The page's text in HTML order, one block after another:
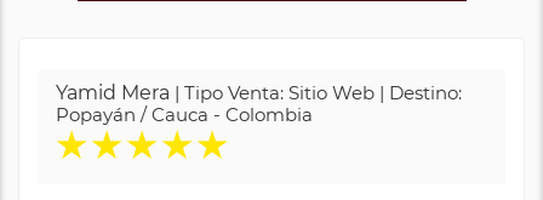
Yamid Mera | Tipo Venta: Sitio Web | Destino:
Popayán / Cauca - Colombia
★★★★★